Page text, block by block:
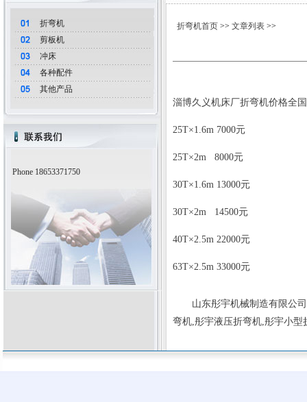
折弯机
剪板机
冲床
各种配件
其他产品
Phone 18653371750
折弯机首页 >> 文章列表 >>
淄博久义机床厂折弯机价格全
25T×1.6m 7000元
25T×2m 8000元
30T×1.6m 13000元
30T×2m 14500元
40T×2.5m 22000元
63T×2.5m 33000元
山东彤宇机械制造有限公司
弯机,彤宇液压折弯机,彤宇小型